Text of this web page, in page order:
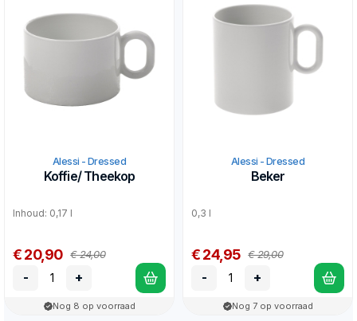
Alessi - Dressed
Koffie/ Theekop
Inhoud: 0,17 l
€ 20,90 € 24,00
- +
Nog 8 op voorraad
Alessi - Dressed
Beker
0,3 l
€ 24,95 € 29,00
- +
Nog 7 op voorraad